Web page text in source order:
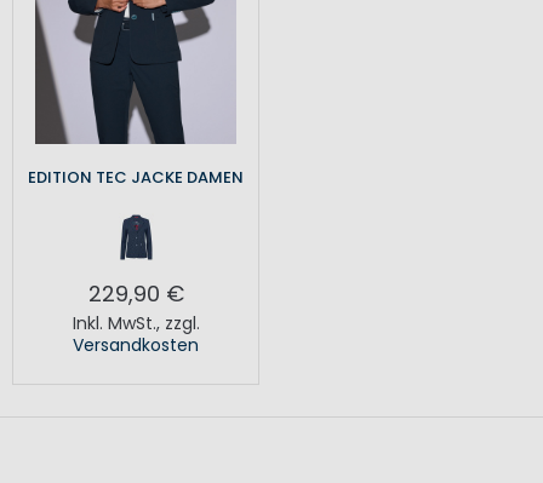
EDITION TEC JACKE DAMEN
229,90 €
Inkl. MwSt., zzgl.
Versandkosten